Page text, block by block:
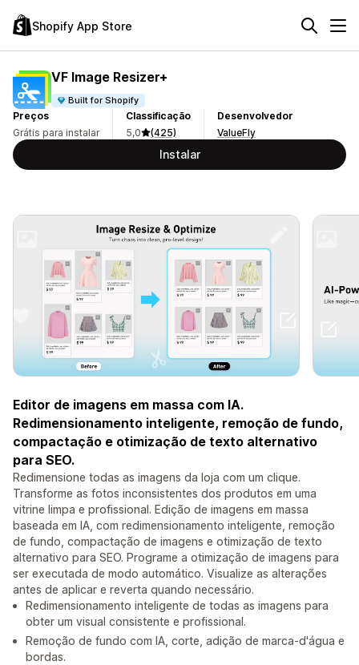
Shopify App Store
VF Image Resizer+
Built for Shopify
Preços
Grátis para instalar
Classificação
5,0
(425)
Desenvolvedor
ValueFly
Instalar
Editor de imagens em massa com IA.
Redimensionamento inteligente, remoção de fundo,
compactação e otimização de texto alternativo
para SEO.
Redimensione todas as imagens da loja com um clique.
Transforme as fotos inconsistentes dos produtos em uma
vitrine limpa e profissional. Edição de imagens em massa
baseada em IA, com redimensionamento inteligente, remoção
de fundo, compactação de imagens e otimização de texto
alternativo para SEO. Programe a otimização de imagens para
ser executada de modo automático. Visualize as alterações
antes de aplicar e reverta quando necessário.
Redimensionamento inteligente de todas as imagens para
obter um visual consistente e profissional.
Remoção de fundo com IA, corte, adição de marca-d'água e
bordas.